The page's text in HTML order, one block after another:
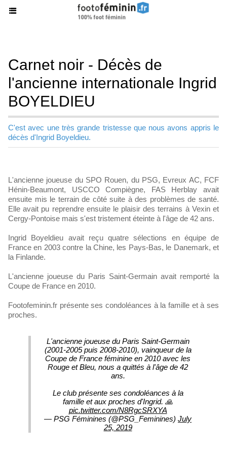
Carnet noir - Décès de
l'ancienne internationale Ingrid
BOYELDIEU
C'est avec une très grande tristesse que nous avons appris le
décès d'Ingrid Boyeldieu.
L'ancienne joueuse du SPO Rouen, du PSG, Evreux AC, FCF
Hénin-Beaumont, USCCO Compiègne, FAS Herblay avait
ensuite mis le terrain de côté suite à des problèmes de santé.
Elle avait pu reprendre ensuite le plaisir des terrains à Vexin et
Cergy-Pontoise mais s'est tristement éteinte à l'âge de 42 ans.
Ingrid Boyeldieu avait reçu quatre sélections en équipe de
France en 2003 contre la Chine, les Pays-Bas, le Danemark, et
la Finlande.
L'ancienne joueuse du Paris Saint-Germain avait remporté la
Coupe de France en 2010.
Footofeminin.fr présente ses condoléances à la famille et à ses
proches.
L'ancienne joueuse du Paris Saint-Germain
(2001-2005 puis 2008-2010), vainqueur de la
Coupe de France féminine en 2010 avec les
Rouge et Bleu, nous a quittés à l'âge de 42
ans.
Le club présente ses condoléances à la
famille et aux proches d'Ingrid. 🙏
pic.twitter.com/N8RgcSRXYA
— PSG Féminines (@PSG_Feminines) July
25, 2019